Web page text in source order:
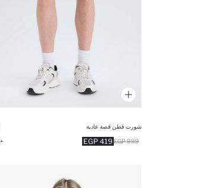
شورت قطن قصة عادية
419 EGP 999 EGP
+3